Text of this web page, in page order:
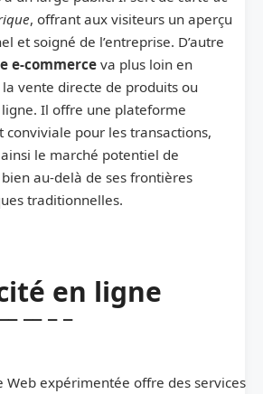
, offrant aux visiteurs un aperçu
et soigné de l’entreprise. D’autre
e-commerceva plus loin en
vente directe de produits ou
Il offre une plateforme
conviviale pour les transactions,
le marché potentiel de
bien au-delà de ses frontières
traditionnelles.
en ligne
Web expérimentée offre des services